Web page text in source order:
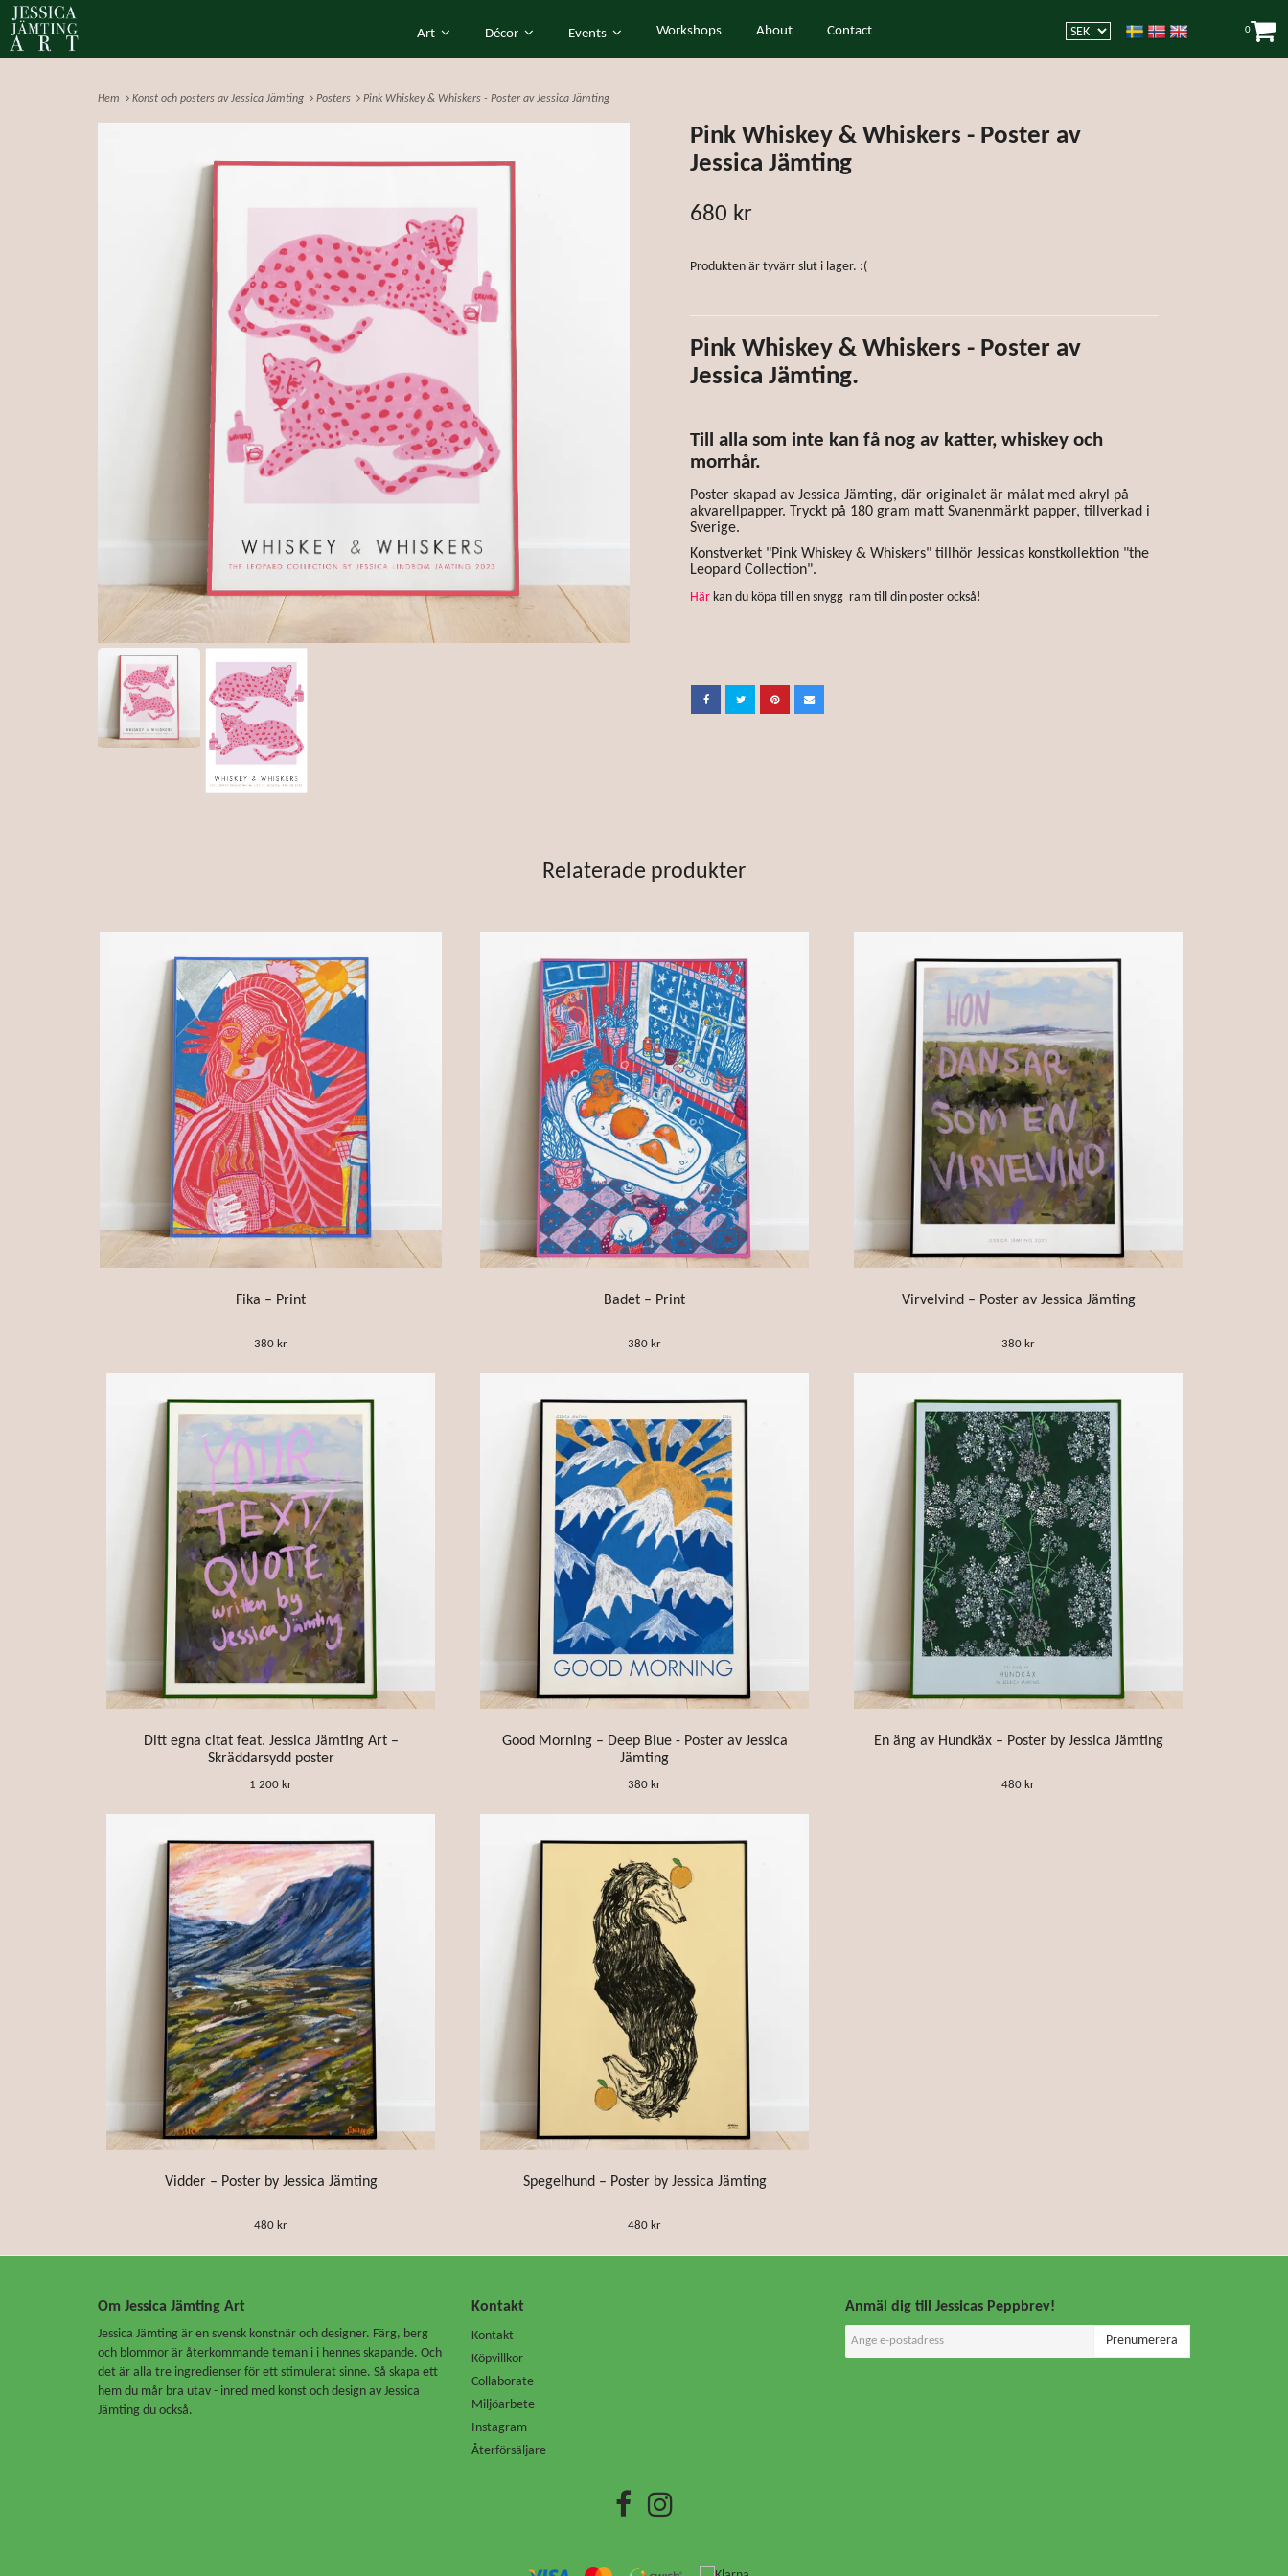
Hem Konst och posters av Jessica Jämting Posters Pink Whiskey & Whiskers - Poster av Jessica Jämting
Pink Whiskey & Whiskers - Poster av
Jessica Jämting
680 kr
Produkten är tyvärr slut i lager. :(
Pink Whiskey & Whiskers - Poster av
Jessica Jämting.
Till alla som inte kan få nog av katter, whiskey och
morrhår.
Poster skapad av Jessica Jämting, där originalet är målat med akryl på
akvarellpapper. Tryckt på 180 gram matt Svanenmärkt papper, tillverkad i
Sverige.
Konstverket "Pink Whiskey & Whiskers" tillhör Jessicas konstkollektion "the
Leopard Collection".
Här kan du köpa till en snygg ram till din poster också!
Relaterade produkter
Fika – Print
380 kr
Badet – Print
380 kr
Virvelvind – Poster av Jessica Jämting
380 kr
Ditt egna citat feat. Jessica Jämting Art –
Skräddarsydd poster
1 200 kr
Good Morning – Deep Blue - Poster av Jessica
Jämting
380 kr
En äng av Hundkäx – Poster by Jessica Jämting
480 kr
Vidder – Poster by Jessica Jämting
480 kr
Spegelhund – Poster by Jessica Jämting
480 kr
Om Jessica Jämting Art
Jessica Jämting är en svensk konstnär och designer. Färg, berg
och blommor är återkommande teman i i hennes skapande. Och
det är alla tre ingredienser för ett stimulerat sinne. Så skapa ett
hem du mår bra utav - inred med konst och design av Jessica
Jämting du också.
Kontakt
Kontakt
Köpvillkor
Collaborate
Miljöarbete
Instagram
Återförsäljare
Anmäl dig till Jessicas Peppbrev!
Prenumerera
Art Décor Events Workshops About Contact 0